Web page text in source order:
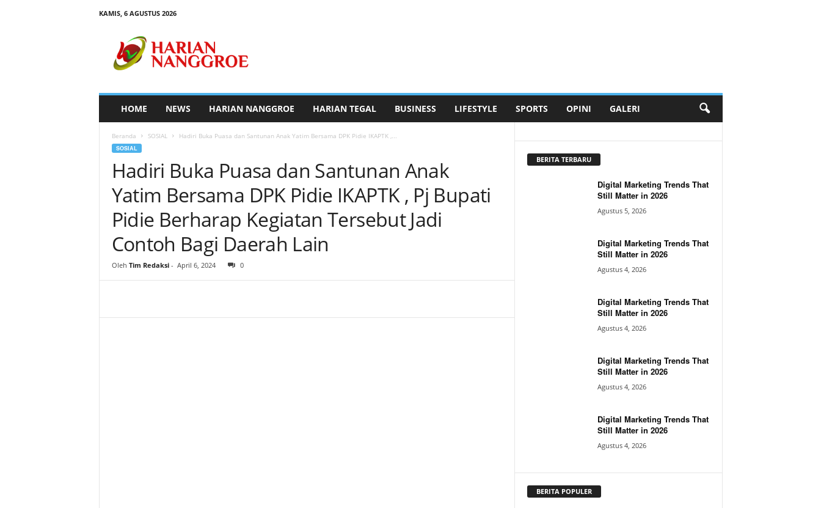
KAMIS, 6 AGUSTUS 2026
HOME NEWS HARIAN NANGGROE HARIAN TEGAL BUSINESS LIFESTYLE SPORTS OPINI GALERI
Beranda SOSIAL Hadiri Buka Puasa dan Santunan Anak Yatim Bersama DPK Pidie IKAPTK ,...
SOSIAL
Hadiri Buka Puasa dan Santunan Anak
Yatim Bersama DPK Pidie IKAPTK , Pj Bupati
Pidie Berharap Kegiatan Tersebut Jadi
Contoh Bagi Daerah Lain
Oleh Tim Redaksi- April 6, 2024 0
BERITA TERBARU
Digital Marketing Trends That
Still Matter in 2026
Agustus 5, 2026
Digital Marketing Trends That
Still Matter in 2026
Agustus 4, 2026
Digital Marketing Trends That
Still Matter in 2026
Agustus 4, 2026
Digital Marketing Trends That
Still Matter in 2026
Agustus 4, 2026
Digital Marketing Trends That
Still Matter in 2026
Agustus 4, 2026
BERITA POPULER